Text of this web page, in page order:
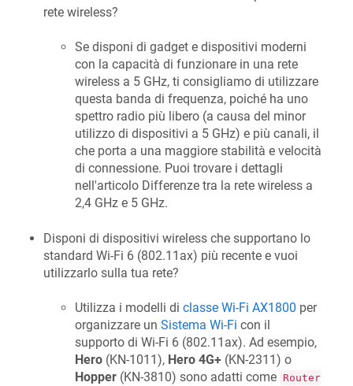
rete wireless?
Se disponi di gadget e dispositivi moderni
con la capacità di funzionare in una rete
wireless a 5 GHz, ti consigliamo di utilizzare
questa banda di frequenza, poiché ha uno
spettro radio più libero (a causa del minor
utilizzo di dispositivi a 5 GHz) e più canali, il
che porta a una maggiore stabilità e velocità
di connessione. Puoi trovare i dettagli
nell'articolo Differenze tra la rete wireless a
2,4 GHz e 5 GHz.
Disponi di dispositivi wireless che supportano lo
standard Wi-Fi 6 (802.11ax) più recente e vuoi
utilizzarlo sulla tua rete?
Utilizza i modelli di classe Wi-Fi AX1800 per
organizzare un Sistema Wi-Fi con il
supporto di Wi-Fi 6 (802.11ax). Ad esempio,
Hero (KN-1011), Hero 4G+ (KN-2311) o
Hopper (KN-3810) sono adatti come Router